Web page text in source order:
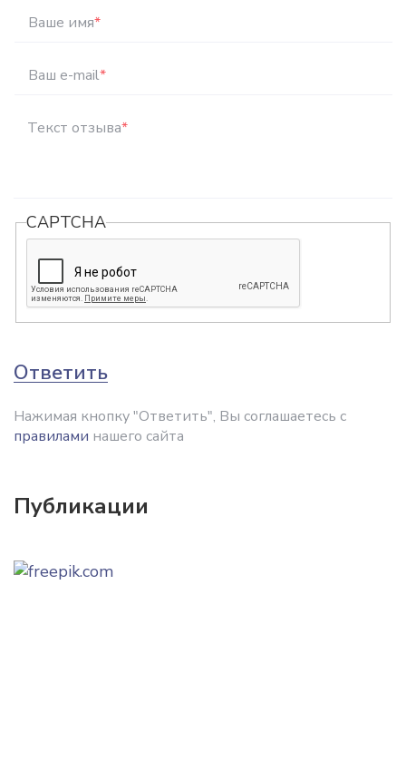
Ваше имя*
Ваш e-mail*
Текст отзыва*
CAPTCHA
Ответить
Нажимая кнопку "Ответить", Вы соглашаетесь с
правилами нашего сайта
Публикации